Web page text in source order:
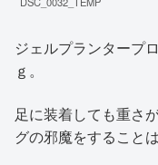
ジェルプランタープ
ｇ。
足に装着しても重さ
グの邪魔をすること